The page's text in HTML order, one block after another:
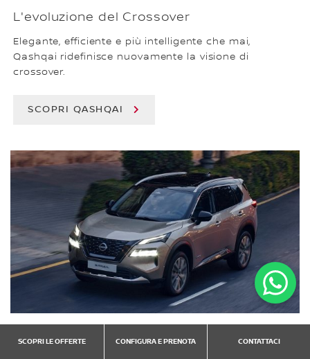
L'evoluzione del Crossover
Elegante, efficiente e più intelligente che mai,
Qashqai ridefinisce nuovamente la visione di
crossover.
SCOPRI QASHQAI
NISSAN X-TRAIL
SCOPRI LE OFFERTE CONFIGURA E PRENOTA CONTATTACI